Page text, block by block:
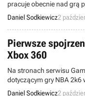
pracuje obecnie nad grą
programu opisywali swój
gry dowiadujemy się
produktu i należy go
fiction multiplayer online
SFMORTCG.
Daniel Sodkiewicz2
Pierwsze
Xbox 360
Na stronach serwisu
dotyczącym gry NBA 2k6
w tym przypadku do
Daniel Sodkiewicz2